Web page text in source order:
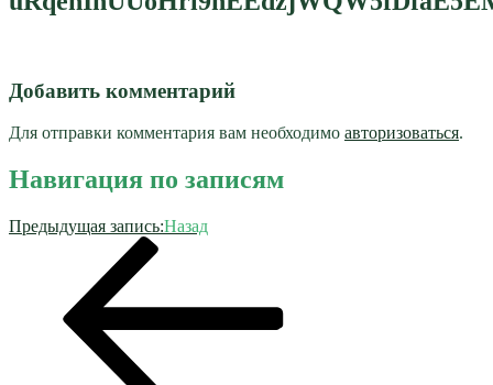
Добавить комментарий
Для отправки комментария вам необходимо авторизоваться.
Навигация по записям
Предыдущая запись:Назад